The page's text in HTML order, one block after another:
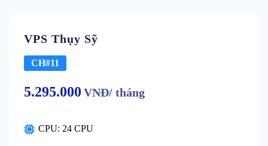
VPS Thụy Sỹ
CH#11
5.295.000 VNĐ/ tháng
CPU: 24 CPU